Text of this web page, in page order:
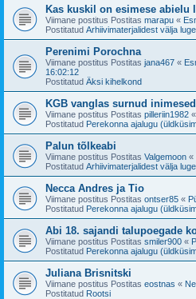
Kas kuskil on esimese abielu
Viimane postitus Postitas marapu «
Postitatud Arhiivimaterjalidest välja
Perenimi Porochna
Viimane postitus Postitas jana467 «
16:02:12
Postitatud Äksi kihelkond
KGB vanglas surnud inimesed
Viimane postitus Postitas pilleriin1982 «
Postitatud Perekonna ajalugu
Palun tõlkeabi
Viimane postitus Postitas Valgemoon «
Postitatud Arhiivimaterjalidest välja
Necca Andres ja Tio
Viimane postitus Postitas ontser85 «
Postitatud Perekonna ajalugu
Abi 18. sajandi talupoegade
Viimane postitus Postitas smiler900 «
Postitatud Perekonna ajalugu
Juliana Brisnitski
Viimane postitus Postitas eostnas «
Postitatud Rootsi